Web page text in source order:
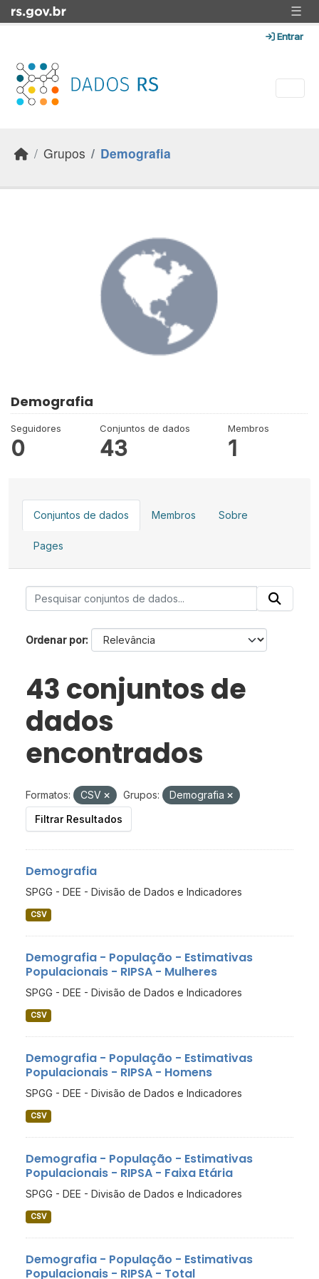
Skip to main content ☰
Entrar
Grupos Demografia
Demografia
Seguidores
0
Conjuntos de dados
43
Membros
1
Conjuntos de dados Membros Sobre
Pages
Ordenar por
43 conjuntos de
dados
encontrados
Formatos: CSV Grupos:
Demografia
Filtrar Resultados
Demografia
SPGG - DEE - Divisão de Dados e Indicadores
CSV
Demografia - População - Estimativas
Populacionais - RIPSA - Mulheres
SPGG - DEE - Divisão de Dados e Indicadores
CSV
Demografia - População - Estimativas
Populacionais - RIPSA - Homens
SPGG - DEE - Divisão de Dados e Indicadores
CSV
Demografia - População - Estimativas
Populacionais - RIPSA - Faixa Etária
SPGG - DEE - Divisão de Dados e Indicadores
CSV
Demografia - População - Estimativas
Populacionais - RIPSA - Total